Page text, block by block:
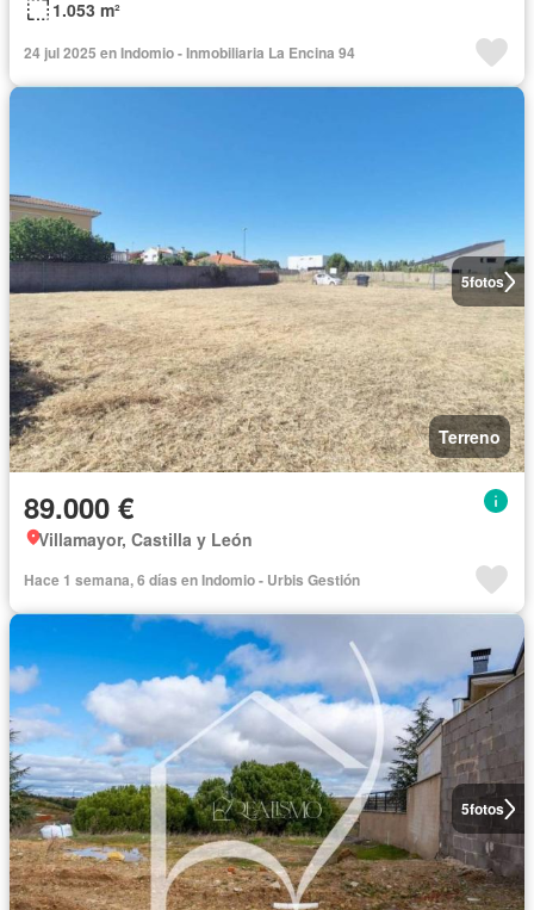
1.053 m²
24 jul 2025 en Indomio - Inmobiliaria La Encina 94
5fotos
Terreno
89.000 €
Villamayor, Castilla y León
Hace 1 semana, 6 días en Indomio - Urbis Gestión
5fotos